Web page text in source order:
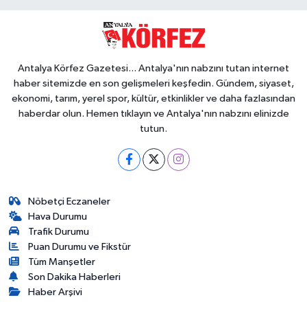
Antalya Körfez Gazetesi... Antalya'nın nabzını tutan internet
haber sitemizde en son gelişmeleri keşfedin. Gündem, siyaset,
ekonomi, tarım, yerel spor, kültür, etkinlikler ve daha fazlasından
haberdar olun. Hemen tıklayın ve Antalya'nın nabzını elinizde
tutun.
Nöbetçi Eczaneler
Hava Durumu
Trafik Durumu
Puan Durumu ve Fikstür
Tüm Manşetler
Son Dakika Haberleri
Haber Arşivi